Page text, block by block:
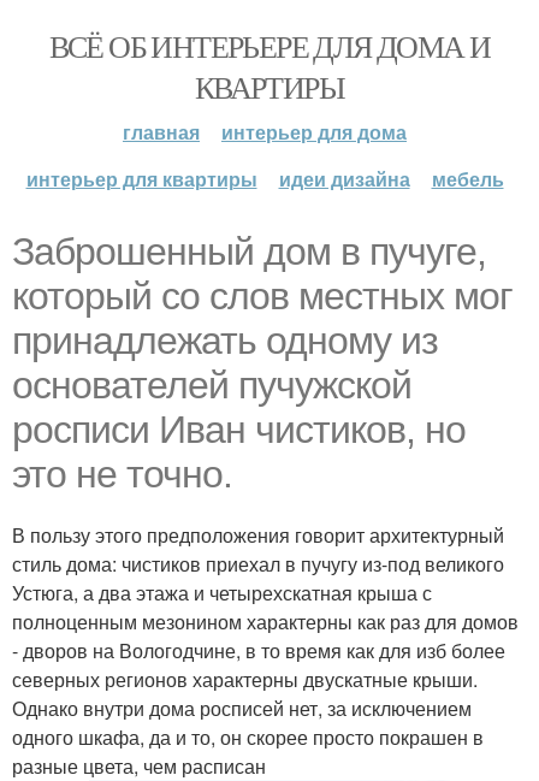
ВСЁ ОБ ИНТЕРЬЕРЕ ДЛЯ ДОМА И
КВАРТИРЫ
главная
интерьер для дома
интерьер для квартиры
идеи дизайна мебель
Заброшенный дом в пучуге,
который со слов местных мог
принадлежать одному из
основателей пучужской
росписи Иван чистиков, но
это не точно.
В пользу этого предположения говорит архитектурный
стиль дома: чистиков приехал в пучугу из-под великого
Устюга, а два этажа и четырехскатная крыша с
полноценным мезонином характерны как раз для домов
- дворов на Вологодчине, в то время как для изб более
северных регионов характерны двускатные крыши.
Однако внутри дома росписей нет, за исключением
одного шкафа, да и то, он скорее просто покрашен в
разные цвета, чем расписан